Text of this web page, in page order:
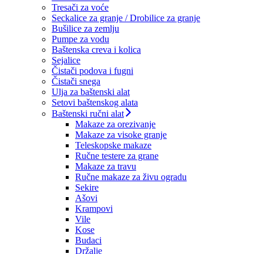
Tresači za voće
Seckalice za granje / Drobilice za granje
Bušilice za zemlju
Pumpe za vodu
Baštenska creva i kolica
Sejalice
Čistači podova i fugni
Čistači snega
Ulja za baštenski alat
Setovi baštenskog alata
Baštenski ručni alat
Makaze za orezivanje
Makaze za visoke granje
Teleskopske makaze
Ručne testere za grane
Makaze za travu
Ručne makaze za živu ogradu
Sekire
Ašovi
Krampovi
Vile
Kose
Budaci
Držalje